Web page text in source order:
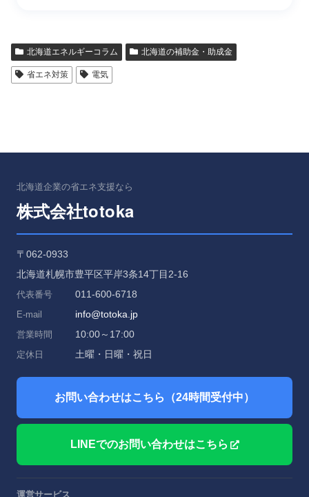
北海道エネルギーコラム 北海道の補助金・助成金
省エネ対策 電気
北海道企業の省エネ支援なら
株式会社totoka
〒062-0933
北海道札幌市豊平区平岸3条14丁目2-16
代表番号 011-600-6718
E-mail info@totoka.jp
営業時間 10:00～17:00
定休日 土曜・日曜・祝日
お問い合わせはこちら（24時間受付中）
LINEでのお問い合わせはこちら
運営サービス